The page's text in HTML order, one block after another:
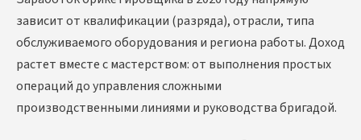
зависит от квалификации (разряда), отрасли, типа
обслуживаемого оборудования и региона работы. Доход
растет вместе с мастерством: от выполнения простых
операций до управления сложными
производственными линиями и руководства бригадой.